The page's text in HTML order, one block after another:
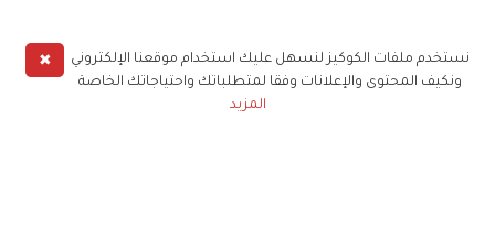
✖
نستخدم ملفات الكوكيز لنسهل عليك استخدام موقعنا الإلكتروني
ونكيف المحتوى والإعلانات وفقا لمتطلباتك واحتياجاتك الخاصة
المزيد